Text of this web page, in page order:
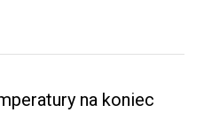
na koniec